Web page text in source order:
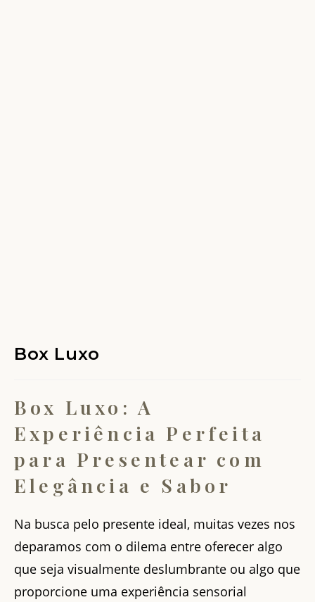
Box Luxo
Box Luxo: A
Experiência Perfeita
para Presentear com
Elegância e Sabor
Na busca pelo presente ideal, muitas vezes nos
deparamos com o dilema entre oferecer algo
que seja visualmente deslumbrante ou algo que
proporcione uma experiência sensorial